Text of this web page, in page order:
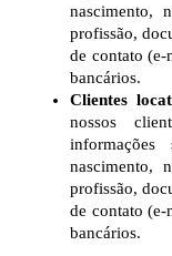
nascimento,
profissão,
de contato (e-
bancários.
Clientes
nossos
nascimento,
profissão,
de contato (e-
bancários.